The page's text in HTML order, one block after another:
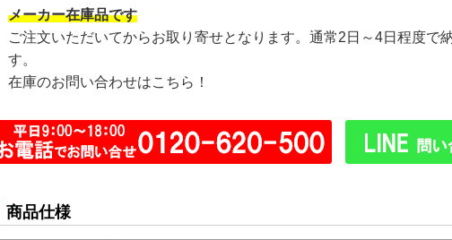
メーカー在庫品です
ご注文いただいてからお取り寄せとなります。通常2日～4日程度で
す。
在庫のお問い合わせはこちら！
商品仕様